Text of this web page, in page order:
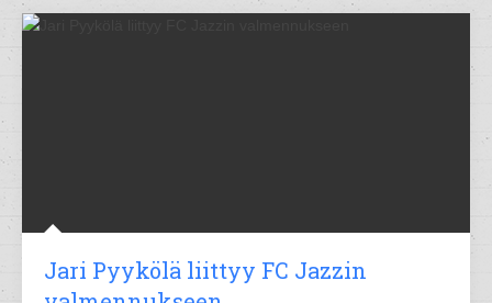
Jari Pyykölä liittyy FC Jazzin